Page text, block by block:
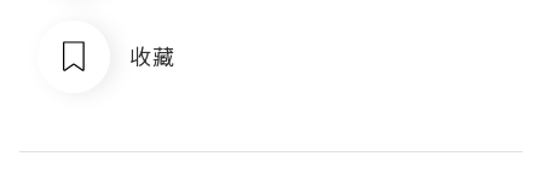
收藏